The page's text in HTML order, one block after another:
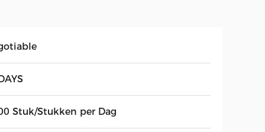
Stuk/Stukken per Dag